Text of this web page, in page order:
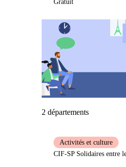
Gratuit
2 départements
Activités et culture
CIF-SP Solidaires entre